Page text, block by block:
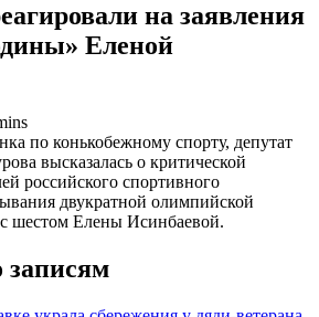
на заявления
Еленой
по конькобежному спорту, депутат
высказалась о критической
российского спортивного
двукратной олимпийской
шестом Елены Исинбаевой.
записям